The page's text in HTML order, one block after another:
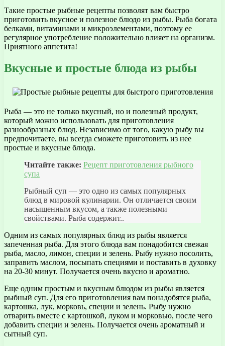
Такие простые рыбные рецепты позволят вам быстро
приготовить вкусное и полезное блюдо из рыбы. Рыба богата
белками, витаминами и микроэлементами, поэтому ее
регулярное употребление положительно влияет на организм.
Приятного аппетита!
Вкусные и простые блюда из рыбы
Рыба — это не только вкусный, но и полезный продукт,
который можно использовать для приготовления
разнообразных блюд. Независимо от того, какую рыбу вы
предпочитаете, вы всегда сможете приготовить из нее
простые и вкусные блюда.
Читайте также: Рецепт приготовления рыбного
супа
Рыбный суп — это одно из самых популярных
блюд в мировой кулинарии. Он отличается своим
насыщенным вкусом, а также полезными
свойствами. Рыба содержит..
Одним из самых популярных блюд из рыбы является
запеченная рыба. Для этого блюда вам понадобится свежая
рыба, масло, лимон, специи и зелень. Рыбу нужно посолить,
заправить маслом, посыпать специями и поставить в духовку
на 20-30 минут. Получается очень вкусно и ароматно.
Еще одним простым и вкусным блюдом из рыбы является
рыбный суп. Для его приготовления вам понадобятся рыба,
картошка, лук, морковь, специи и зелень. Рыбу нужно
отварить вместе с картошкой, луком и морковью, после чего
добавить специи и зелень. Получается очень ароматный и
сытный суп.